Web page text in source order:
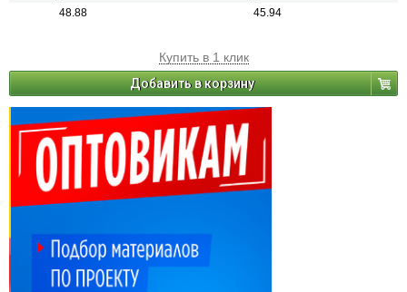
48.88 45.94
Купить в 1 клик
Добавить в корзину